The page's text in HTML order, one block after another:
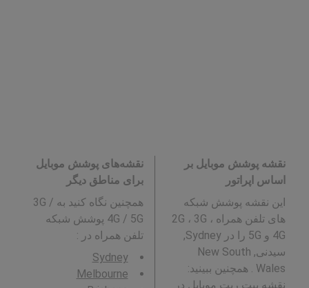
نقشه پوشش موبایل بر
اساس اپراتور
این نقشه پوشش شبکه
های تلفن همراه 2G ، 3G ،
4G و 5G را در Sydney,
سیدنی, New South
Wales . همچنین ببینید:
نقشه بیت ریت موبایل در
نقشه‌های پوشش موبایل
برای مناطق دیگر
همچنین نگاه کنید به 3G /
4G / 5G پوشش شبکه
تلفن همراه در :
Sydney
Melbourne